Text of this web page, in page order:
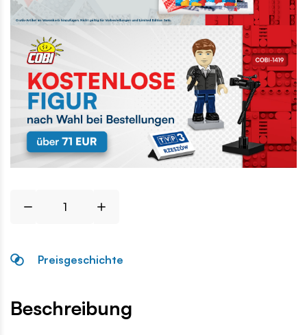
Preisgeschichte
Beschreibung